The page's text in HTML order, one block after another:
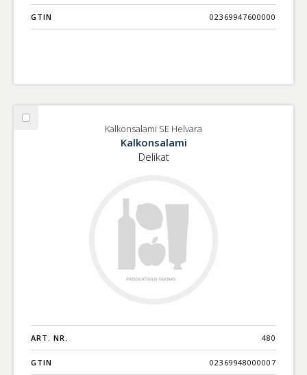
GTIN 02369947600000
Välj
Kalkonsalami SE Helvara
Kalkonsalami
Delikat
ART. NR. 480
GTIN 02369948000007